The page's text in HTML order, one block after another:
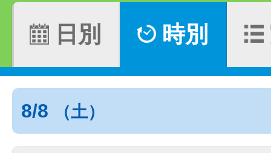
日別 時別
8/8 （土）